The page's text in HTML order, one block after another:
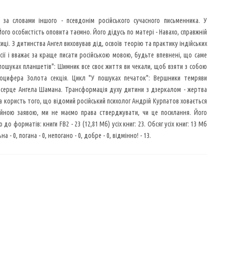
словами іншого - псевдонім російського сучасного письменника. У
особистість оповита таємно. Його дідусь по матері - Навахо, справжній
З дитинства Ангел виховував дід, освоїв теорію та практику індійських
і вважає за краще писати російською мовою, будьте впевнені, що саме
планшетів": Шимник все своє життя ви чекали, щоб взяти з собою
Золота секція. Цикл "У пошуках печаток": Вершники темряви
Ангела Шамана. Трансформація духу дитини з дзеркалом - жертва
того, що відомий російський психолог Андрій Курпатов ховається
заявою, ми не маємо права стверджувати, чи це посилання. Його
форматів: книги FB2 - 23 (12,81 Мб) усіх книг: 23. Обсяг усіх книг: 13 Мб
- 0, погана - 0, непогано - 0, добре - 0, відмінно! - 13.